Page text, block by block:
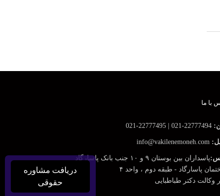
با ما
پاسداران بین بوستان ۹ و ۱۰ جنب بانک پاسارگاد
پاسارگاد - طبقه دوم ، واحد ۴
وکالت دکتر طباطبایی
دریافت مشاوره
حقوقی